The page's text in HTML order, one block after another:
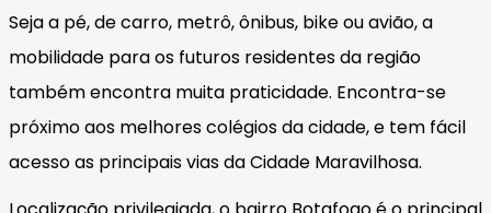
Seja a pé, de carro, metrô, ônibus, bike ou avião, a
mobilidade para os futuros residentes da região
também encontra muita praticidade. Encontra-se
próximo aos melhores colégios da cidade, e tem fácil
acesso as principais vias da Cidade Maravilhosa.